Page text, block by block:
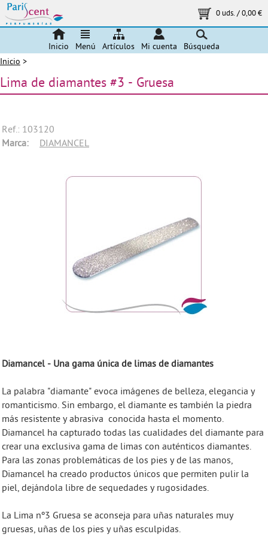
0 uds./0,00 €
Inicio Menú Artículos Mi cuenta Búsqueda
Inicio >
Lima de diamantes #3 - Gruesa
Ref.: 103120
Marca:
DIAMANCEL
Diamancel - Una gama única de limas de diamantes
La palabra "diamante" evoca imágenes de belleza, elegancia y
romanticismo. Sin embargo, el diamante es también la piedra
más resistente y abrasiva conocida hasta el momento.
Diamancel ha capturado todas las cualidades del diamante para
crear una exclusiva gama de limas con auténticos diamantes.
Para las zonas problemáticas de los pies y de las manos,
Diamancel ha creado productos únicos que permiten pulir la
piel, dejándola libre de sequedades y rugosidades.
La Lima nº3 Gruesa se aconseja para uñas naturales muy
gruesas, uñas de los pies y uñas esculpidas.